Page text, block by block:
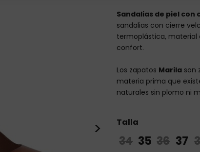
>
Sandalias de piel con
sandalias con cierre
termoplástica, material
confort.
Los zapatos Marila son
materia prima que
naturales sin plomo ni
Talla
34 35 36 37